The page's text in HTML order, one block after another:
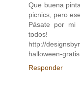
Que buena
picnics, pero
Pásate por mi
todos!
http://
halloween-
Responder